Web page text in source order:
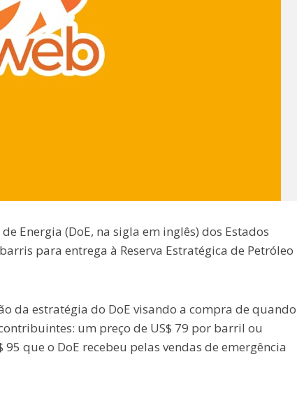
Energia (DoE, na sigla em inglês) dos Estados
para entrega à Reserva Estratégica de Petróleo
da estratégia do DoE visando a compra de quando
um preço de US$ 79 por barril ou
que o DoE recebeu pelas vendas de emergência